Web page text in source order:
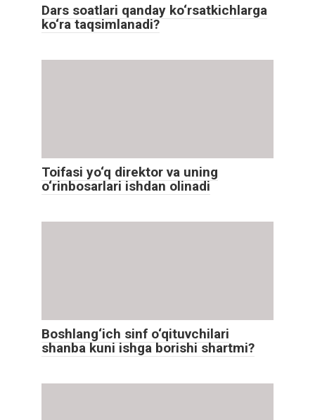
Dars soatlari qanday ko‘rsatkichlarga
ko‘ra taqsimlanadi?
Toifasi yo‘q direktor va uning
o‘rinbosarlari ishdan olinadi
Boshlang‘ich sinf o‘qituvchilari
shanba kuni ishga borishi shartmi?